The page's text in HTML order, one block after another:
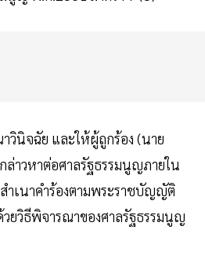
วินิจฉัย และให้ผู้ถูกร้อง (นาย
าวหาต่อศาลรัฐธรรมนูญภายใน
ำเนาคำร้องตามพระราชบัญญัติ
ยวิธีพิจารณาของศาลรัฐธรรมนูญ